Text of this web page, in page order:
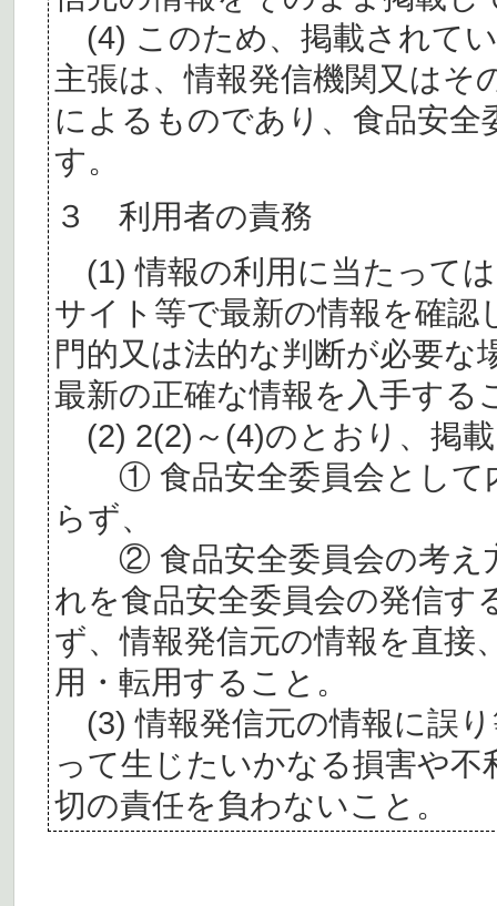
(4) このため、掲載されて
主張は、情報発信機関又はそ
によるものであり、食品安
す。
３ 利用者の責務
(1) 情報の利用に当たって
サイト等で最新の情報を確認
門的又は法的な判断が必要
最新の正確な情報を入手する
(2) 2(2)～(4)のとおり、掲
① 食品安全委員会として
らず、
② 食品安全委員会の考え
れを食品安全委員会の発信す
ず、情報発信元の情報を直接
用・転用すること。
(3) 情報発信元の情報に誤
って生じたいかなる損害や
切の責任を負わないこと。